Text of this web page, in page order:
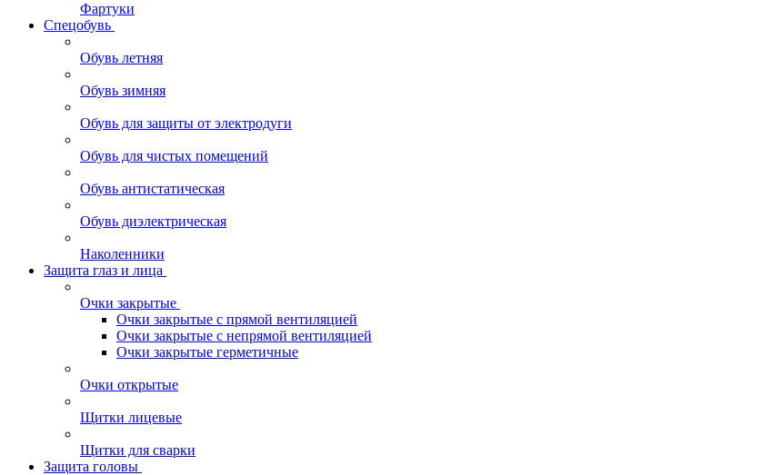
Фартуки
Спецобувь
Обувь летняя
Обувь зимняя
Обувь для защиты от электродуги
Обувь для чистых помещений
Обувь антистатическая
Обувь диэлектрическая
Наколенники
Защита глаз и лица
Очки закрытые
Очки закрытые с прямой вентиляцией
Очки закрытые с непрямой вентиляцией
Очки закрытые герметичные
Очки открытые
Щитки лицевые
Щитки для сварки
Защита головы